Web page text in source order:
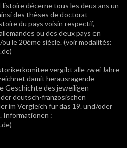
décerne tous les deux ans un
des thèses de doctorat
du pays voisin respectif,
ou des deux pays en
le 20ème siècle. (voir modalités:
vergibt alle zwei Jahre
damit herausragende
Geschichte des jeweiligen
deutsch-französischen
im Vergleich für das 19. und/oder
Informationen :